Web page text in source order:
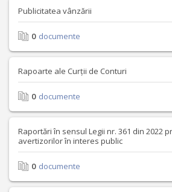
Publicitatea vânzării
0 documente
Rapoarte ale Curții de Conturi
0 documente
Raportări în sensul Legii nr. 361 din 2022
avertizorilor în interes public
0 documente